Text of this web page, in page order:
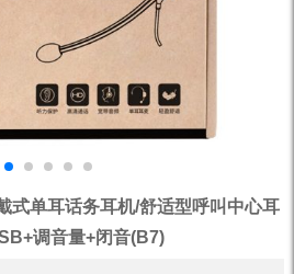
式单耳话务耳机/舒适型呼叫中心耳
调音量+闭音(B7)